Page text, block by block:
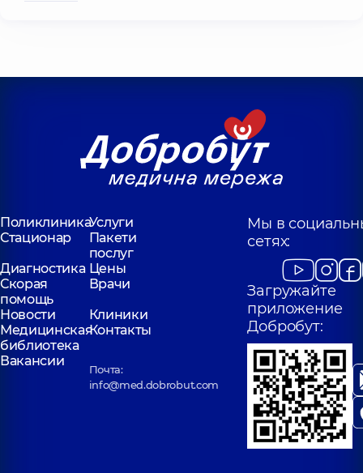
ПоликлиникаУслуги
Стационар
Пакети
послуг
Диагностика Цены
Скорая
помощь
Врачи
Новости
Клиники
Медицинская
библиотека
Контакты
Вакансии
Почта:
info@med.dobrobut.com
Мы в
сетях:
Загружайте
приложение
Добробут: